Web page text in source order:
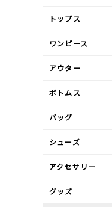
トップス
ワンピース
アウター
ボトムス
バッグ
シューズ
アクセサリー
グッズ